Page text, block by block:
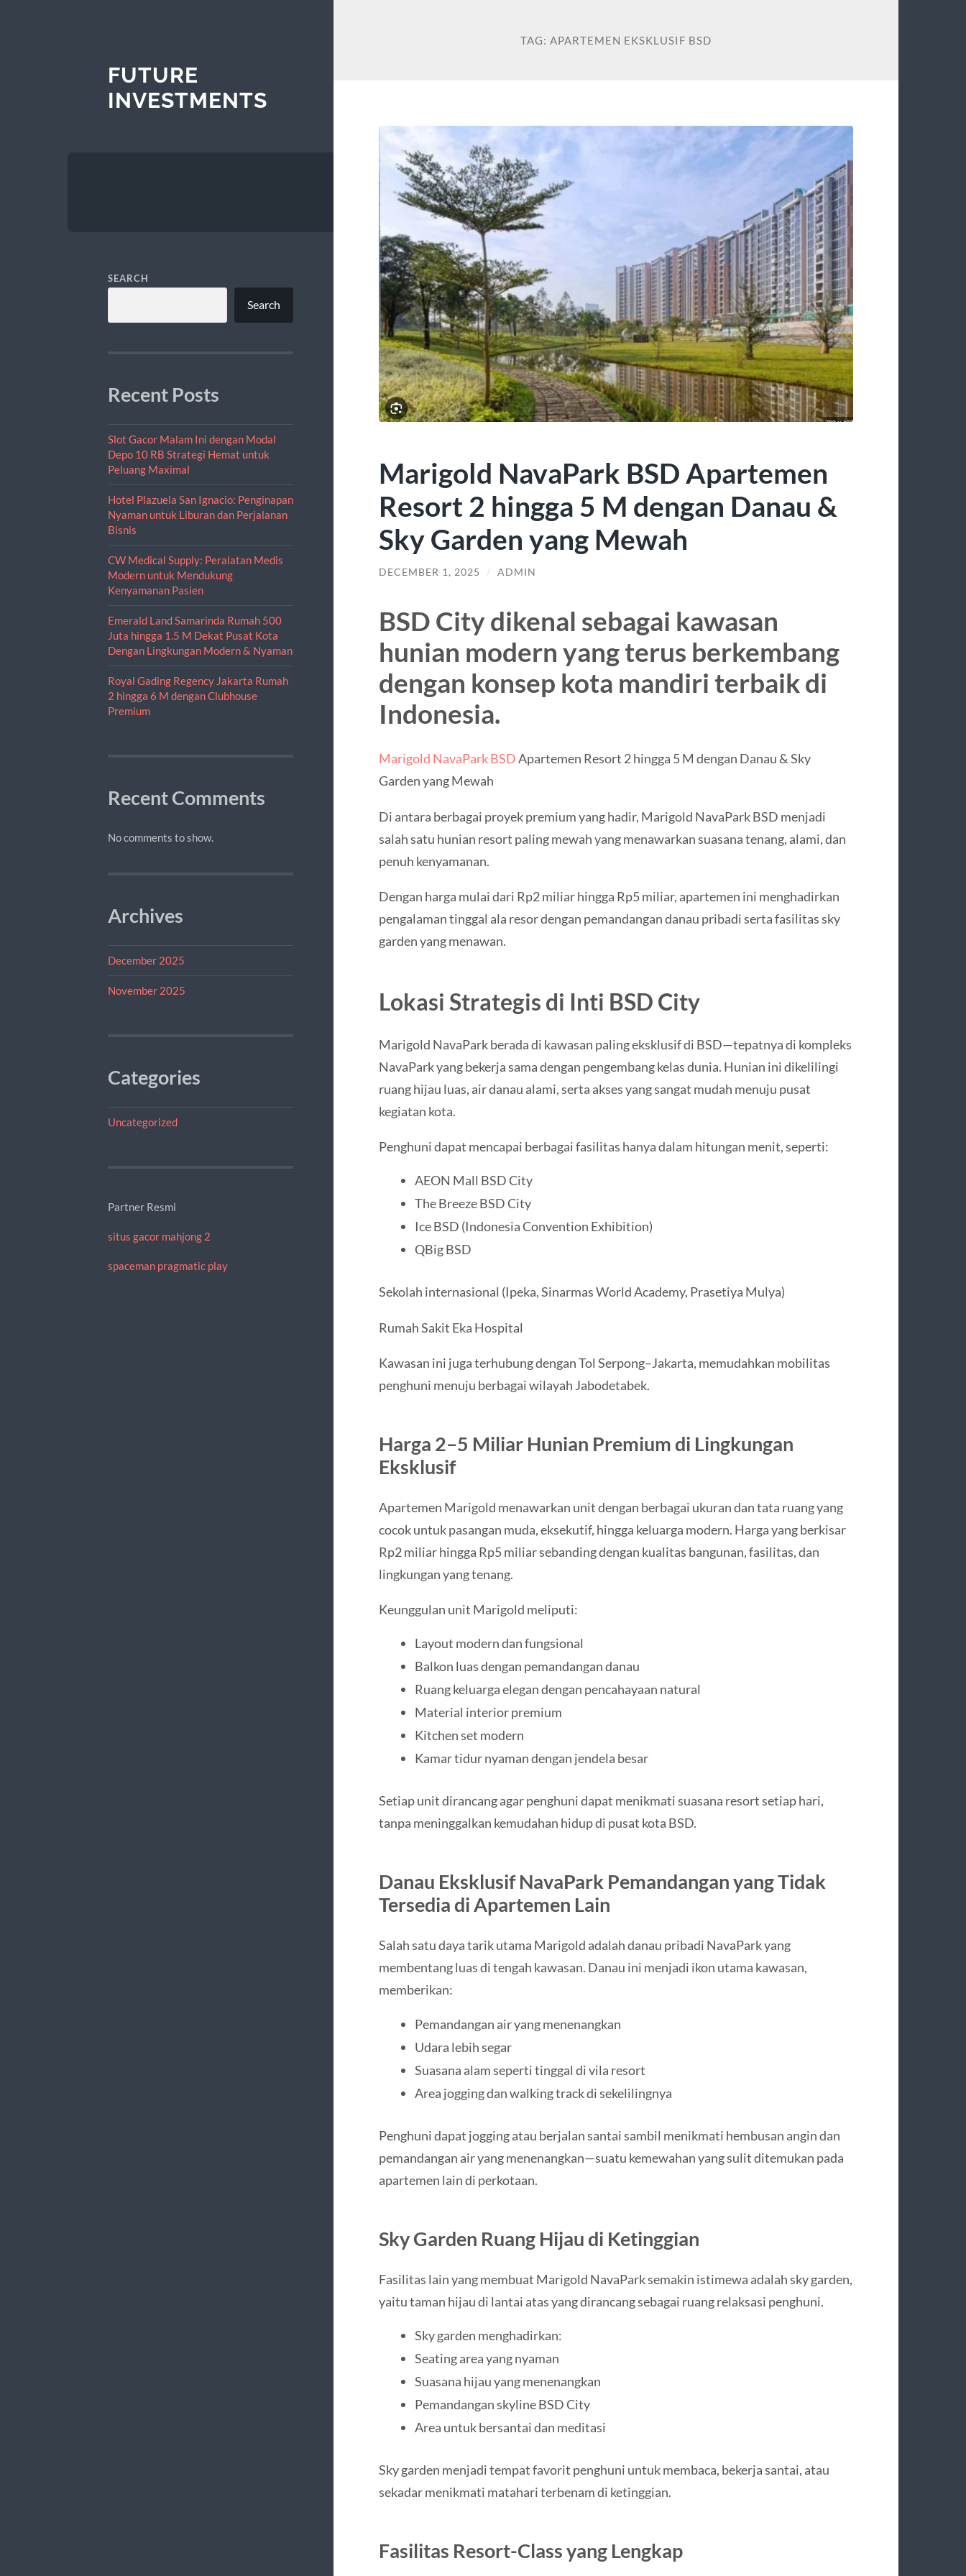
FUTURE
INVESTMENTS
SEARCH
Search
Recent Posts
Slot Gacor Malam Ini dengan Modal
Depo 10 RB Strategi Hemat untuk
Peluang Maximal
Hotel Plazuela San Ignacio: Penginapan
Nyaman untuk Liburan dan Perjalanan
Bisnis
CW Medical Supply: Peralatan Medis
Modern untuk Mendukung
Kenyamanan Pasien
Emerald Land Samarinda Rumah 500
Juta hingga 1.5 M Dekat Pusat Kota
Dengan Lingkungan Modern & Nyaman
Royal Gading Regency Jakarta Rumah
2 hingga 6 M dengan Clubhouse
Premium
Recent Comments
No comments to show.
Archives
December 2025
November 2025
Categories
Uncategorized
Partner Resmi
situs gacor mahjong 2
spaceman pragmatic play
TAG: APARTEMEN EKSKLUSIF BSD
Marigold NavaPark BSD Apartemen
Resort 2 hingga 5 M dengan Danau &
Sky Garden yang Mewah
DECEMBER 1, 2025 / ADMIN
BSD City dikenal sebagai kawasan
hunian modern yang terus berkembang
dengan konsep kota mandiri terbaik di
Indonesia.
Marigold NavaPark BSDApartemen Resort 2 hingga 5 M dengan Danau & Sky
Garden yang Mewah
Di antara berbagai proyek premium yang hadir, Marigold NavaPark BSD menjadi
salah satu hunian resort paling mewah yang menawarkan suasana tenang, alami, dan
penuh kenyamanan.
Dengan harga mulai dari Rp2 miliar hingga Rp5 miliar, apartemen ini menghadirkan
pengalaman tinggal ala resor dengan pemandangan danau pribadi serta fasilitas sky
garden yang menawan.
Lokasi Strategis di Inti BSD City
Marigold NavaPark berada di kawasan paling eksklusif di BSD—tepatnya di kompleks
NavaPark yang bekerja sama dengan pengembang kelas dunia. Hunian ini dikelilingi
ruang hijau luas, air danau alami, serta akses yang sangat mudah menuju pusat
kegiatan kota.
Penghuni dapat mencapai berbagai fasilitas hanya dalam hitungan menit, seperti:
AEON Mall BSD City
The Breeze BSD City
Ice BSD (Indonesia Convention Exhibition)
QBig BSD
Sekolah internasional (Ipeka, Sinarmas World Academy, Prasetiya Mulya)
Rumah Sakit Eka Hospital
Kawasan ini juga terhubung dengan Tol Serpong–Jakarta, memudahkan mobilitas
penghuni menuju berbagai wilayah Jabodetabek.
Harga 2–5 Miliar Hunian Premium di Lingkungan
Eksklusif
Apartemen Marigold menawarkan unit dengan berbagai ukuran dan tata ruang yang
cocok untuk pasangan muda, eksekutif, hingga keluarga modern. Harga yang berkisar
Rp2 miliar hingga Rp5 miliar sebanding dengan kualitas bangunan, fasilitas, dan
lingkungan yang tenang.
Keunggulan unit Marigold meliputi:
Layout modern dan fungsional
Balkon luas dengan pemandangan danau
Ruang keluarga elegan dengan pencahayaan natural
Material interior premium
Kitchen set modern
Kamar tidur nyaman dengan jendela besar
Setiap unit dirancang agar penghuni dapat menikmati suasana resort setiap hari,
tanpa meninggalkan kemudahan hidup di pusat kota BSD.
Danau Eksklusif NavaPark Pemandangan yang Tidak
Tersedia di Apartemen Lain
Salah satu daya tarik utama Marigold adalah danau pribadi NavaPark yang
membentang luas di tengah kawasan. Danau ini menjadi ikon utama kawasan,
memberikan:
Pemandangan air yang menenangkan
Udara lebih segar
Suasana alam seperti tinggal di vila resort
Area jogging dan walking track di sekelilingnya
Penghuni dapat jogging atau berjalan santai sambil menikmati hembusan angin dan
pemandangan air yang menenangkan—suatu kemewahan yang sulit ditemukan pada
apartemen lain di perkotaan.
Sky Garden Ruang Hijau di Ketinggian
Fasilitas lain yang membuat Marigold NavaPark semakin istimewa adalah sky garden,
yaitu taman hijau di lantai atas yang dirancang sebagai ruang relaksasi penghuni.
Sky garden menghadirkan:
Seating area yang nyaman
Suasana hijau yang menenangkan
Pemandangan skyline BSD City
Area untuk bersantai dan meditasi
Sky garden menjadi tempat favorit penghuni untuk membaca, bekerja santai, atau
sekadar menikmati matahari terbenam di ketinggian.
Fasilitas Resort-Class yang Lengkap